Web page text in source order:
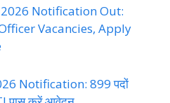
Notification Out:
Vacancies, Apply
Notification: 899 पदों